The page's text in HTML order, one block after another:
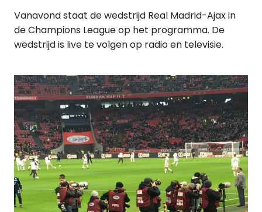
Vanavond staat de wedstrijd Real Madrid-Ajax in
de Champions League op het programma. De
wedstrijd is live te volgen op radio en televisie.